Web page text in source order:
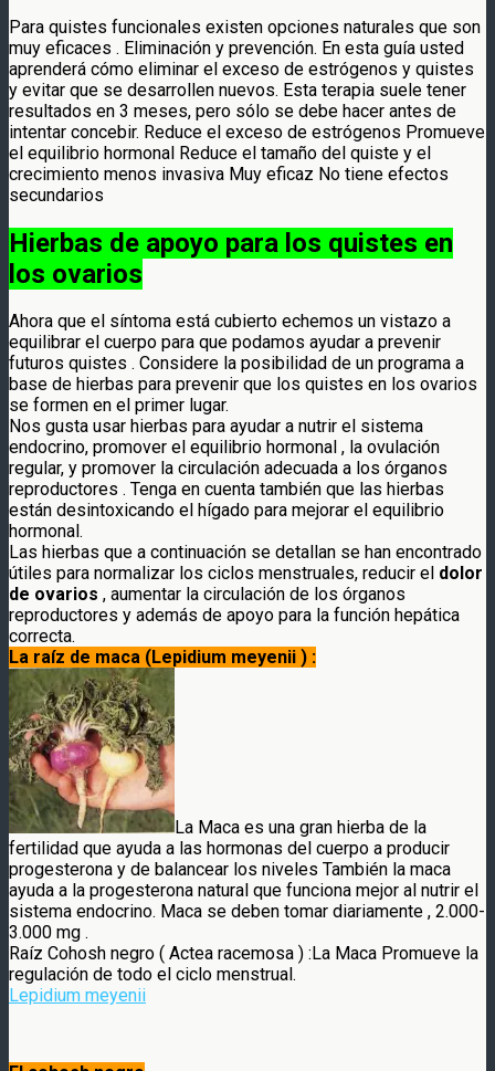
Para quistes funcionales existen opciones naturales que son
muy eficaces . Eliminación y prevención. En esta guía usted
aprenderá cómo eliminar el exceso de estrógenos y quistes
y evitar que se desarrollen nuevos. Esta terapia suele tener
resultados en 3 meses, pero sólo se debe hacer antes de
intentar concebir. Reduce el exceso de estrógenos Promueve
el equilibrio hormonal Reduce el tamaño del quiste y el
crecimiento menos invasiva Muy eficaz No tiene efectos
secundarios
Hierbas de apoyo para los quistes en
los ovarios
Ahora que el síntoma está cubierto echemos un vistazo a
equilibrar el cuerpo para que podamos ayudar a prevenir
futuros quistes . Considere la posibilidad de un programa a
base de hierbas para prevenir que los quistes en los ovarios
se formen en el primer lugar.
Nos gusta usar hierbas para ayudar a nutrir el sistema
endocrino, promover el equilibrio hormonal , la ovulación
regular, y promover la circulación adecuada a los órganos
reproductores . Tenga en cuenta también que las hierbas
están desintoxicando el hígado para mejorar el equilibrio
hormonal.
Las hierbas que a continuación se detallan se han encontrado
útiles para normalizar los ciclos menstruales, reducir el dolor
de ovarios , aumentar la circulación de los órganos
reproductores y además de apoyo para la función hepática
correcta.
La raíz de maca (Lepidium meyenii ) :
La Maca es una gran hierba de la
fertilidad que ayuda a las hormonas del cuerpo a producir
progesterona y de balancear los niveles También la maca
ayuda a la progesterona natural que funciona mejor al nutrir el
sistema endocrino. Maca se deben tomar diariamente , 2.000-
3.000 mg .
Raíz Cohosh negro ( Actea racemosa ) :La Maca Promueve la
regulación de todo el ciclo menstrual.
Lepidium meyenii